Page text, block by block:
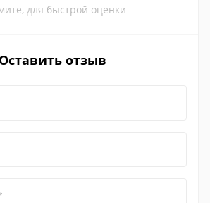
для быстрой оценки
Оставить отзыв